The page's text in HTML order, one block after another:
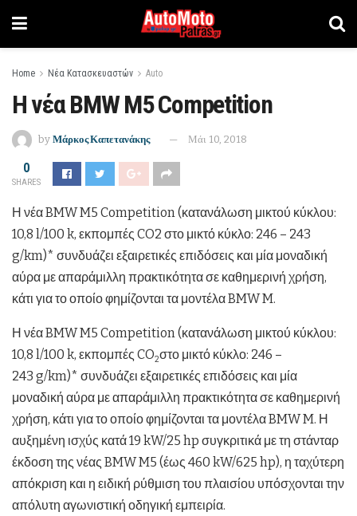
Home Νέα Κατασκευαστών Auto
Η νέα BMW M5 Competition
by Μάρκος Καπετανάκης Μάι 10, 2018
0
SHARES
Η νέα BMW M5 Competition (κατανάλωση μικτού κύκλου:
10,8 l/100 k, εκπομπές CO2 στο μικτό κύκλο: 246 – 243
g/km)* συνδυάζει εξαιρετικές επιδόσεις και μία μοναδική
αύρα με απαράμιλλη πρακτικότητα σε καθημερινή χρήση,
κάτι για το οποίο φημίζονται τα μοντέλα BMW M.
Η νέα BMW M5 Competition (κατανάλωση μικτού κύκλου:
10,8 l/100 k, εκπομπές CO2στο μικτό κύκλο: 246 –
243 g/km)* συνδυάζει εξαιρετικές επιδόσεις και μία
μοναδική αύρα με απαράμιλλη πρακτικότητα σε καθημερινή
χρήση, κάτι για το οποίο φημίζονται τα μοντέλα BMW M. Η
αυξημένη ισχύς κατά 19 kW/25 hp συγκριτικά με τη στάνταρ
έκδοση της νέας BMW M5 (έως 460 kW/625 hp), η ταχύτερη
απόκριση και η ειδική ρύθμιση του πλαισίου υπόσχονται την
απόλυτη αγωνιστική οδηγική εμπειρία.